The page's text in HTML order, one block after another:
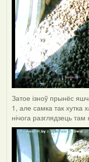
Затое ізноў прынёс
1, але самка так
нічога разглядзець